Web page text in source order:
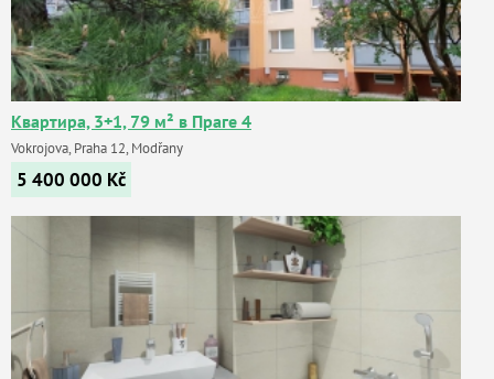
Квартира, 3+1, 79 м² в Праге 4
Vokrojova, Praha 12, Modřany
5 400 000 Kč